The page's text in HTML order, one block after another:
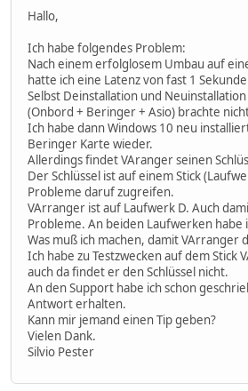
Hallo,
Ich habe folgendes Problem:
Nach einem erfolglosem Umbau auf
hatte ich eine Latenz von fast 1
Selbst Deinstallation und
(Onbord + Beringer + Asio) brachte
Ich habe dann Windows 10 neu
Beringer Karte wieder.
Allerdings findet VAranger seinen
Der Schlüssel ist auf einem Stick
Probleme daruf zugreifen.
VArranger ist auf Laufwerk D. Auch
Probleme. An beiden Laufwerken habe
Was muß ich machen, damit VArranger
Ich habe zu Testzwecken auf dem Stick
auch da findet er den Schlüssel nicht.
An den Support habe ich schon
Antwort erhalten.
Kann mir jemand einen Tip geben?
Vielen Dank.
Silvio Pester